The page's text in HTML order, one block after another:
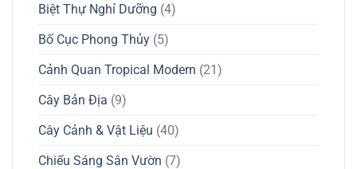
Biệt Thự Nghỉ Dưỡng (4)
Bố Cục Phong Thủy (5)
Cảnh Quan Tropical Modern (21)
Cây Bản Địa (9)
Cây Cảnh & Vật Liệu (40)
Chiếu Sáng Sân Vườn (7)